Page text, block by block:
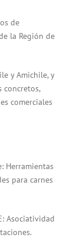
de
la Región de
y Amichile, y
concretos,
comerciales
Herramientas
para carnes
Asociatividad